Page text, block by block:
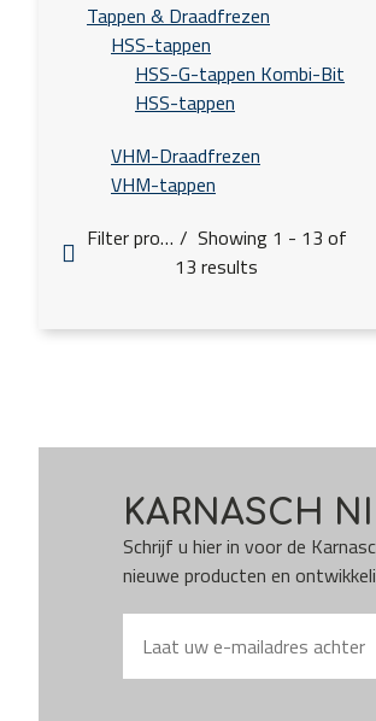
Tappen & Draadfrezen
HSS-tappen
HSS-G-tappen Kombi-Bit
HSS-tappen
VHM-Draadfrezen
VHM-tappen
Filter products
Showing 1 - 13 of
13 results
KARNASCH
Schrijf u hier in voor de
nieuwe producten en